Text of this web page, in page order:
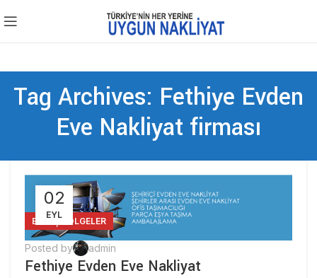
Tag Archives: Fethiye Evden
Eve Nakliyat firması
02
EYL
BLOG ,BÖLGELER
Posted by admin
Fethiye Evden Eve Nakliyat